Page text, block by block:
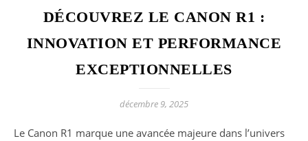
DÉCOUVREZ LE CANON R1 :
INNOVATION ET PERFORMANCE
EXCEPTIONNELLES
décembre 9, 2025
Le Canon R1 marque une avancée majeure dans l’univers